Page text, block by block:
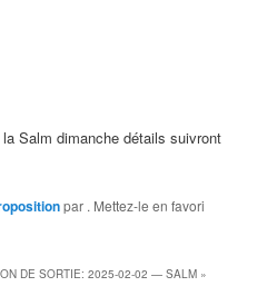
Salm dimanche détails suivront
par . Mettez-le en favori
DE SORTIE: 2025-02-02 — SALM »